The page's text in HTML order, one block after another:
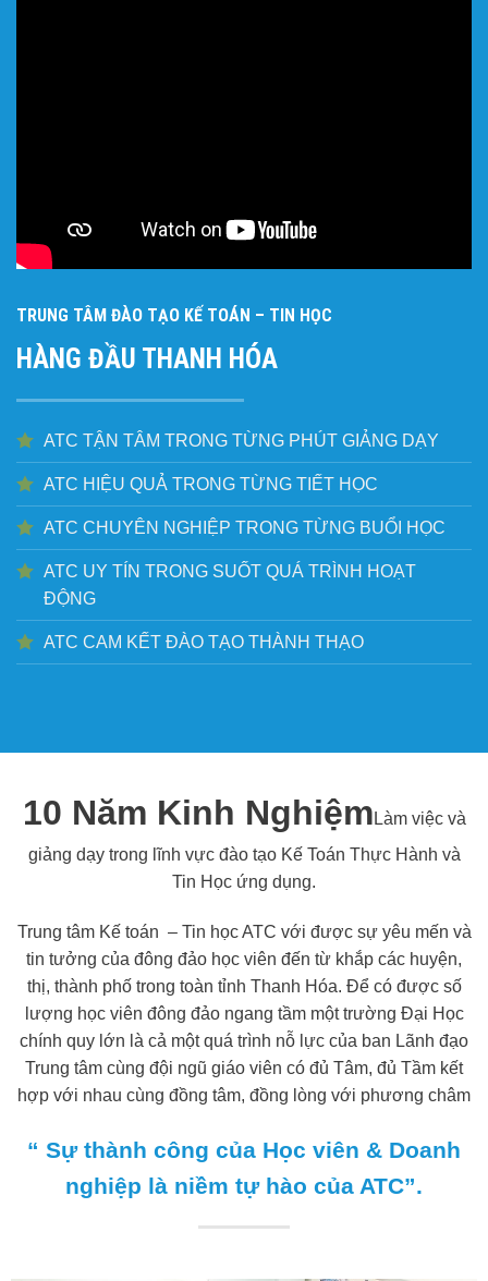
TRUNG TÂM ĐÀO TẠO KẾ TOÁN – TIN HỌC
HÀNG ĐẦU THANH HÓA
ATC TẬN TÂM TRONG TỪNG PHÚT GIẢNG DẠY
ATC HIỆU QUẢ TRONG TỪNG TIẾT HỌC
ATC CHUYÊN NGHIỆP TRONG TỪNG BUỔI HỌC
ATC UY TÍN TRONG SUỐT QUÁ TRÌNH HOẠT
ĐỘNG
ATC CAM KẾT ĐÀO TẠO THÀNH THẠO
10 Năm Kinh Nghiệm Làm việc và
giảng dạy trong lĩnh vực đào tạo Kế Toán Thực Hành và
Tin Học ứng dụng.
Trung tâm Kế toán – Tin học ATC với được sự yêu mến và
tin tưởng của đông đảo học viên đến từ khắp các huyện,
thị, thành phố trong toàn tỉnh Thanh Hóa. Để có được số
lượng học viên đông đảo ngang tầm một trường Đại Học
chính quy lớn là cả một quá trình nỗ lực của ban Lãnh đạo
Trung tâm cùng đội ngũ giáo viên có đủ Tâm, đủ Tầm kết
hợp với nhau cùng đồng tâm, đồng lòng với phương châm
“ Sự thành công của Học viên & Doanh
nghiệp là niềm tự hào của ATC”.